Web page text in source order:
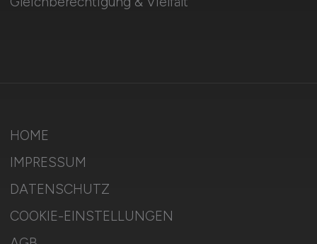
HOME
IMPRESSUM
DATENSCHUTZ
COOKIE-EINSTELLUNGEN